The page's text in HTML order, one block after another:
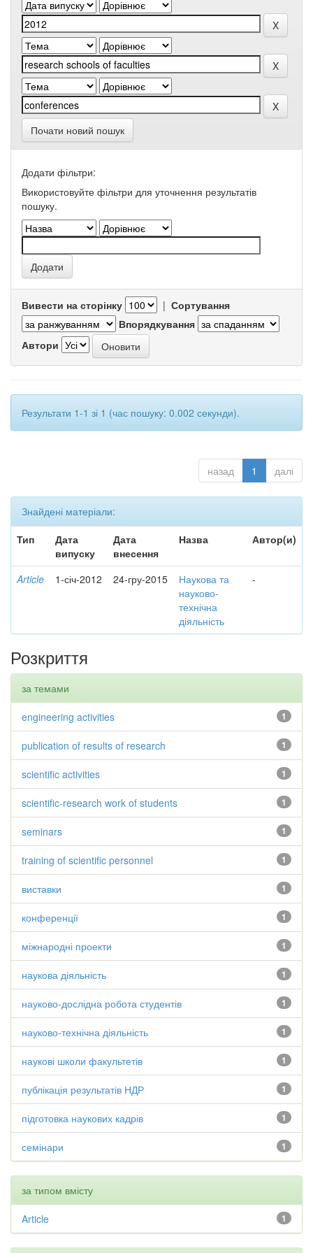
Почати новий пошук
Додати фільтри:
Використовуйте фільтри для уточнення результатів
пошуку.
Вивести на сторінку | Сортування
Впорядкування
Автори
Результати 1-1 зі 1 (час пошуку: 0.002 секунди).
назад 1 далі
Знайдені матеріали:
Тип
Дата
випуску
Дата
внесення
Назва Автор(и)
Article 1-січ-2012 24-гру-2015
Наукова та
науково-
технічна
діяльність
-
Розкриття
за темами
1
engineering activities
1
publication of results of research
1
scientific activities
1
scientific-research work of students
1
seminars
1
training of scientific personnel
1
виставки
1
конференції
1
міжнародні проекти
1
наукова діяльність
1
науково-дослідна робота студентів
1
науково-технічна діяльність
1
наукові школи факультетів
1
публікація результатів НДР
1
підготовка наукових кадрів
1
семінари
за типом вмісту
1
Article